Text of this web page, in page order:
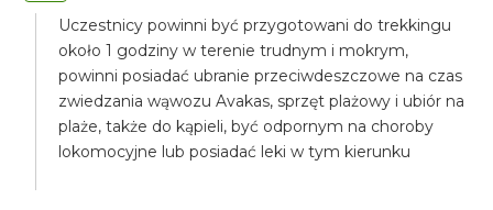
Uczestnicy powinni być przygotowani do trekkingu
około 1 godziny w terenie trudnym i mokrym,
powinni posiadać ubranie przeciwdeszczowe na czas
zwiedzania wąwozu Avakas, sprzęt plażowy i ubiór na
plaże, także do kąpieli, być odpornym na choroby
lokomocyjne lub posiadać leki w tym kierunku